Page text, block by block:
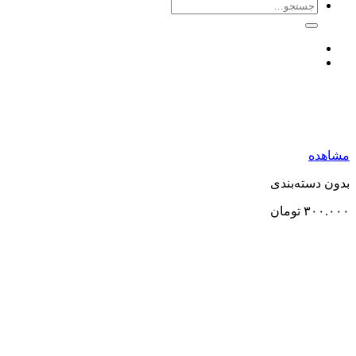
جستجو
مشاهده
بدون دسته‌بندی
۳۰۰.۰۰۰ تومان